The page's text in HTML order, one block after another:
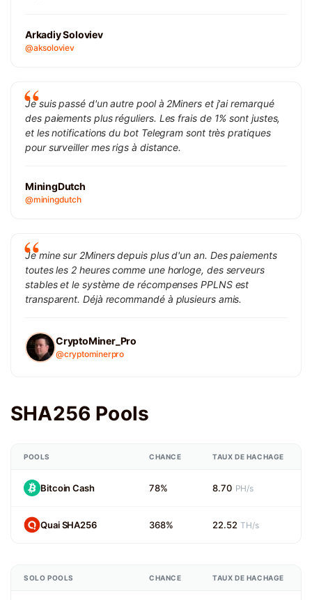
Arkadiy Soloviev
@aksoloviev
Je suis passé d'un autre pool à 2Miners et j'ai remarqué
des paiements plus réguliers. Les frais de 1% sont justes,
et les notifications du bot Telegram sont très pratiques
pour surveiller mes rigs à distance.
MiningDutch
@miningdutch
Je mine sur 2Miners depuis plus d'un an. Des paiements
toutes les 2 heures comme une horloge, des serveurs
stables et le système de récompenses PPLNS est
transparent. Déjà recommandé à plusieurs amis.
CryptoMiner_Pro
@cryptominerpro
SHA256 Pools
POOLS CHANCE TAUX DE HACHAGE
Bitcoin Cash 78% 8.70 PH/s
Quai SHA256 368% 22.52 TH/s
SOLO POOLS CHANCE TAUX DE HACHAGE